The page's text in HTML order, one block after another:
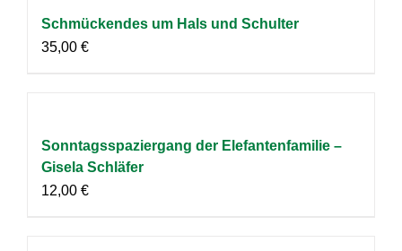
Schmückendes um Hals und Schulter
35,00 €
Sonntagsspaziergang der Elefantenfamilie –
Gisela Schläfer
12,00 €